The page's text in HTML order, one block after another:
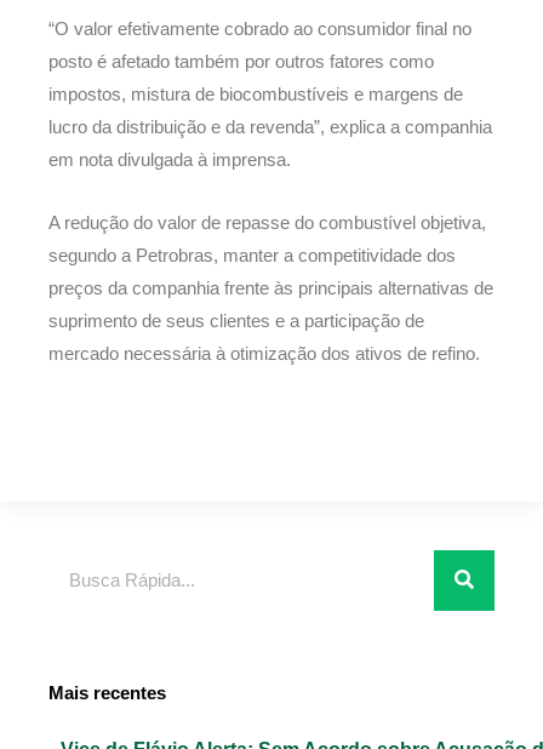
“O valor efetivamente cobrado ao consumidor final no
posto é afetado também por outros fatores como
impostos, mistura de biocombustíveis e margens de
lucro da distribuição e da revenda”, explica a companhia
em nota divulgada à imprensa.
A redução do valor de repasse do combustível objetiva,
segundo a Petrobras, manter a competitividade dos
preços da companhia frente às principais alternativas de
suprimento de seus clientes e a participação de
mercado necessária à otimização dos ativos de refino.
Mais recentes